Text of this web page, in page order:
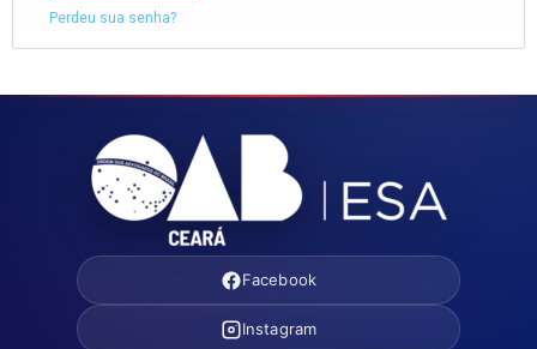
Perdeu sua senha?
Facebook
Instagram